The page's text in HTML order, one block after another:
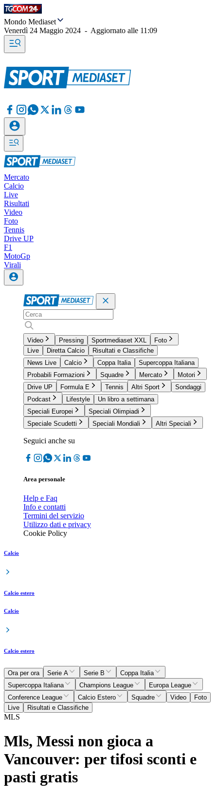
Mondo Mediaset
Venerdì 24 Maggio 2024 - Aggiornato alle 11:09
Mercato
Calcio
Live
Risultati
Video
Foto
Tennis
Drive UP
F1
MotoGp
Virali
Video Pressing Sportmediaset XXL
Foto
Live
Diretta Calcio
Risultati e Classifiche
News Live
Calcio Coppa Italia
Supercoppa Italiana
Probabili Formazioni
Squadre Mercato
Motori
Drive UP
Formula E Tennis Altri Sport
Sondaggi
Podcast
Lifestyle
Un libro a settimana
Speciali Europei
Speciali Olimpiadi
Speciale Scudetti
Speciali Mondiali Altri Speciali
Seguici anche su
Area personale
Help e Faq
Info e contatti
Termini del servizio
Utilizzo dati e privacy
Cookie Policy
Calcio
Calcio estero
Calcio
Calcio estero
Ora per ora Serie A Serie B
Coppa Italia
Supercoppa Italiana
Champions League
Europa League
Conference League
Calcio Estero Squadre Video
Foto
Live
Risultati e Classifiche
MLS
Mls, Messi non gioca a
Vancouver: per tifosi sconti e
pasti gratis